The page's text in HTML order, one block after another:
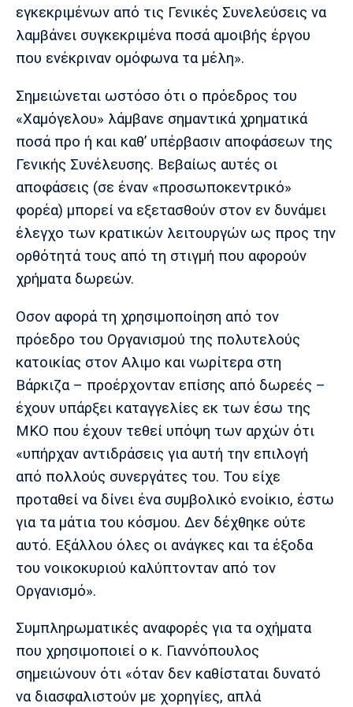
εγκεκριμένων από τις Γενικές Συνελεύσεις να
λαμβάνει συγκεκριμένα ποσά αμοιβής έργου
που ενέκριναν ομόφωνα τα μέλη».
Σημειώνεται ωστόσο ότι ο πρόεδρος του
«Χαμόγελου» λάμβανε σημαντικά χρηματικά
ποσά προ ή και καθ’ υπέρβασιν αποφάσεων της
Γενικής Συνέλευσης. Βεβαίως αυτές οι
αποφάσεις (σε έναν «προσωποκεντρικό»
φορέα) μπορεί να εξετασθούν στον εν δυνάμει
έλεγχο των κρατικών λειτουργών ως προς την
ορθότητά τους από τη στιγμή που αφορούν
χρήματα δωρεών.
Οσον αφορά τη χρησιμοποίηση από τον
πρόεδρο του Οργανισμού της πολυτελούς
κατοικίας στον Αλιμο και νωρίτερα στη
Βάρκιζα – προέρχονταν επίσης από δωρεές –
έχουν υπάρξει καταγγελίες εκ των έσω της
ΜΚΟ που έχουν τεθεί υπόψη των αρχών ότι
«υπήρχαν αντιδράσεις για αυτή την επιλογή
από πολλούς συνεργάτες του. Του είχε
προταθεί να δίνει ένα συμβολικό ενοίκιο, έστω
για τα μάτια του κόσμου. Δεν δέχθηκε ούτε
αυτό. Εξάλλου όλες οι ανάγκες και τα έξοδα
του νοικοκυριού καλύπτονταν από τον
Οργανισμό».
Συμπληρωματικές αναφορές για τα οχήματα
που χρησιμοποιεί ο κ. Γιαννόπουλος
σημειώνουν ότι «όταν δεν καθίσταται δυνατό
να διασφαλιστούν με χορηγίες, απλά